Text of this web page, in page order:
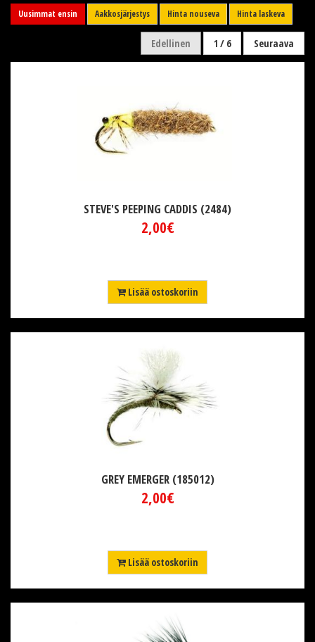
Uusimmat ensin Aakkosjärjestys Hinta nouseva Hinta laskeva
Edellinen 1 / 6 Seuraava
STEVE'S PEEPING CADDIS (2484)
2,00€
Lisää ostoskoriin
GREY EMERGER (185012)
2,00€
Lisää ostoskoriin